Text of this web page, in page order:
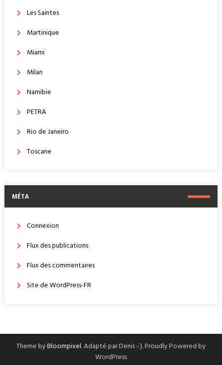
Les Saintes
Martinique
Miami
Milan
Namibie
PETRA
Rio de Janeiro
Toscane
MÉTA
Connexion
Flux des publications
Flux des commentaires
Site de WordPress-FR
Theme byBloompixel. Adapté par Denis :-). Proudly Powered by
WordPress